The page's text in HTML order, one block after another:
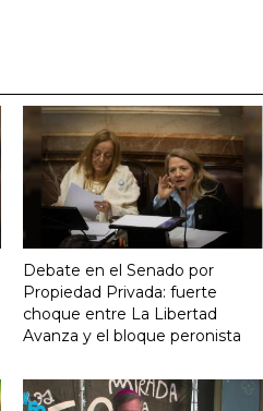
Debate en el Senado por
Propiedad Privada: fuerte
choque entre La Libertad
Avanza y el bloque peronista